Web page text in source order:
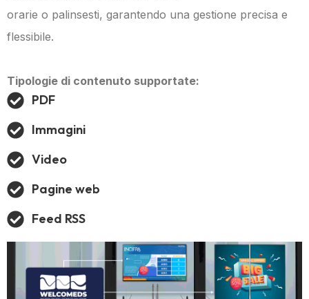
orarie o palinsesti, garantendo una gestione precisa e
flessibile.
Tipologie di contenuto supportate:
PDF
Immagini
Video
Pagine web
Feed RSS